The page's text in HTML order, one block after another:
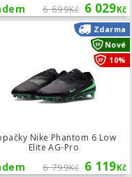
6 699Kč 6 029Kč
kopačky Nike Tiempo
Nike Phantom 6 Low
Elite AG-Pro
6 799Kč 6 119Kč
Zdarma
Nové
10%